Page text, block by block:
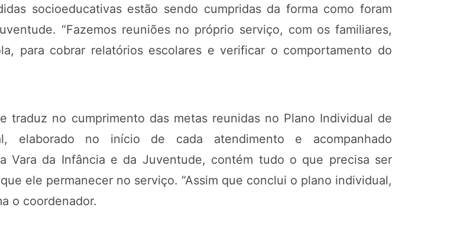
socioeducativas estão sendo cumpridas da forma como foram
“Fazemos reuniões no próprio serviço, com os familiares,
para cobrar relatórios escolares e verificar o comportamento do
traduz no cumprimento das metas reunidas no Plano Individual de
elaborado no início de cada atendimento e acompanhado
Vara da Infância e da Juventude, contém tudo o que precisa ser
ele permanecer no serviço. “Assim que conclui o plano individual,
o coordenador.